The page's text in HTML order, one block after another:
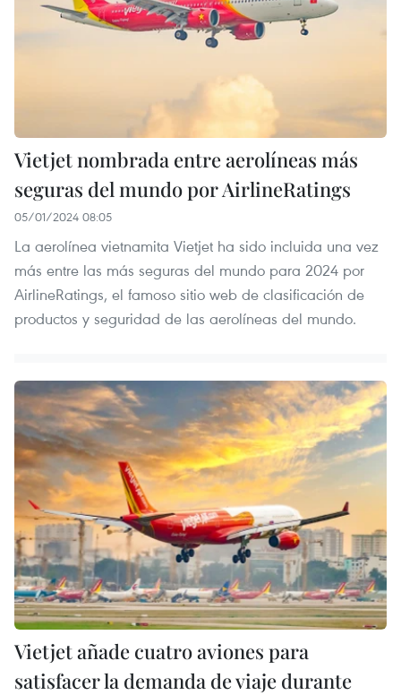
Vietjet nombrada entre aerolíneas más
seguras del mundo por AirlineRatings
05/01/2024 08:05
La aerolínea vietnamita Vietjet ha sido incluida una vez
más entre las más seguras del mundo para 2024 por
AirlineRatings, el famoso sitio web de clasificación de
productos y seguridad de las aerolíneas del mundo.
Vietjet añade cuatro aviones para
satisfacer la demanda de viaje durante